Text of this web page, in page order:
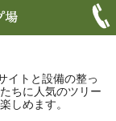
イトと設備の整っ
ちに人気のツリー
しめます。